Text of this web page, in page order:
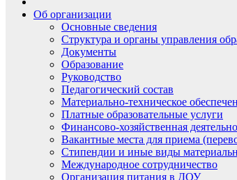
Об организации
Основные сведения
Структура и органы управления
Документы
Образование
Руководство
Педагогический состав
Материально-техническое
Платные образовательные услуги
Финансово-хозяйственная
Вакантные места для приема
Стипендии и иные виды
Международное сотрудничество
Организация питания в ДОУ